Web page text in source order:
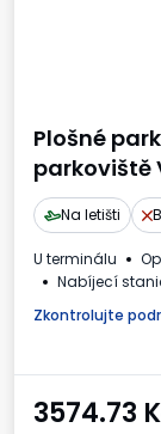
Plošné
parkoviště
Na letišti
U terminálu
Nabíjecí
Zkontrolujte
3574.73